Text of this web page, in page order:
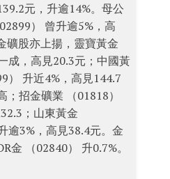
元，升逾14%。母公
） 曾升逾5%，高
礦股亦上揚，靈寶黃金
成，高見20.3元；中國黃
） 升近4%，高見144.7
；招金礦業 （01818）
；山東黃金
逾3%，高見38.4元。金
金 （02840） 升0.7%。